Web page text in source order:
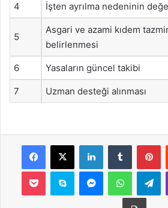
4 İşten ayrılma nedeninin
5
Asgari ve azami kıdem
belirlenmesi
6 Yasaların güncel takibi
7 Uzman desteği alınması
Facebook
X LinkedInTumblr
Pocket Skype Messenger
Yazdır